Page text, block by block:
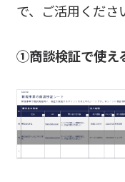
で、ご活用くださ
①商談検証で使え